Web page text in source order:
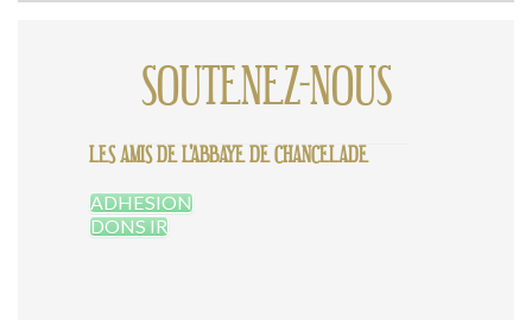
l’article
SOUTENEZ-NOUS
LES AMIS DE L'ABBAYE DE CHANCELADE
ADHESION
DONS IR